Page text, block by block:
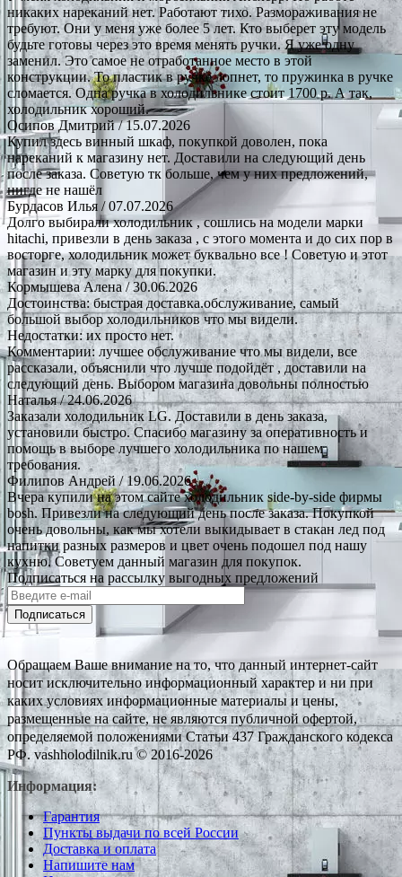
никаких нареканий нет. Работают тихо. Размораживания не
требуют. Они у меня уже более 5 лет. Кто выберет эту модель
будьте готовы через это время менять ручки. Я уже одну
заменил. Это самое не отработанное место в этой
конструкции. То пластик в ручке лопнет, то пружинка в ручке
сломается. Одна ручка в холодильнике стоит 1700 р. А так,
холодильник хороший.
Осипов Дмитрий/ 15.07.2026
Купил здесь винный шкаф, покупкой доволен, пока
нареканий к магазину нет. Доставили на следующий день
после заказа. Советую тк больше, чем у них предложений,
нигде не нашёл
Бурдасов Илья / 07.07.2026
Долго выбирали холодильник , сошлись на модели марки
hitachi, привезли в день заказа , с этого момента и до сих пор в
восторге, холодильник может буквально все ! Советую и этот
магазин и эту марку для покупки.
Кормышева Алена/ 30.06.2026
Достоинства: быстрая доставка.обслуживание, самый
большой выбор холодильников что мы видели.
Недостатки: их просто нет.
Комментарии: лучшее обслуживание что мы видели, все
рассказали, объяснили что лучше подойдёт , доставили на
следующий день. Выбором магазина довольны полностью
Наталья/ 24.06.2026
Заказали холодильник LG. Доставили в день заказа,
установили быстро. Спасибо магазину за оперативность и
помощь в выборе лучшего холодильника по нашем
требования.
Филипов Андрей/ 19.06.2026
Вчера купили на этом сайте холодильник side-by-side фирмы
bosh. Привезли на следующий день после заказа. Покупкой
очень довольны, как мы хотели выкидывает в стакан лед под
напитки разных размеров и цвет очень подошел под нашу
кухню. Советуем данный магазин для покупок.
Подписаться на рассылку выгодных предложений
Подписаться
Обращаем Ваше внимание на то, что данный интернет-сайт
носит исключительно информационный характер и ни при
каких условиях информационные материалы и цены,
размещенные на сайте, не являются публичной офертой,
определяемой положениями Статьи 437 Гражданского кодекса
РФ. vashholodilnik.ru © 2016-2026
Информация:
Гарантия
Пункты выдачи по всей России
Доставка и оплата
Напишите нам